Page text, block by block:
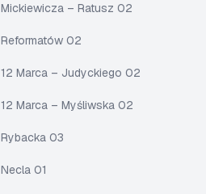
Mickiewicza – Ratusz 02
Reformatów 02
12 Marca – Judyckiego 02
12 Marca – Myśliwska 02
Rybacka 03
Necla 01